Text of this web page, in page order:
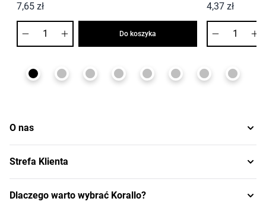
7,65 zł
Do koszyka
4,37 zł
O nas
Strefa Klienta
Dlaczego warto wybrać Korallo?